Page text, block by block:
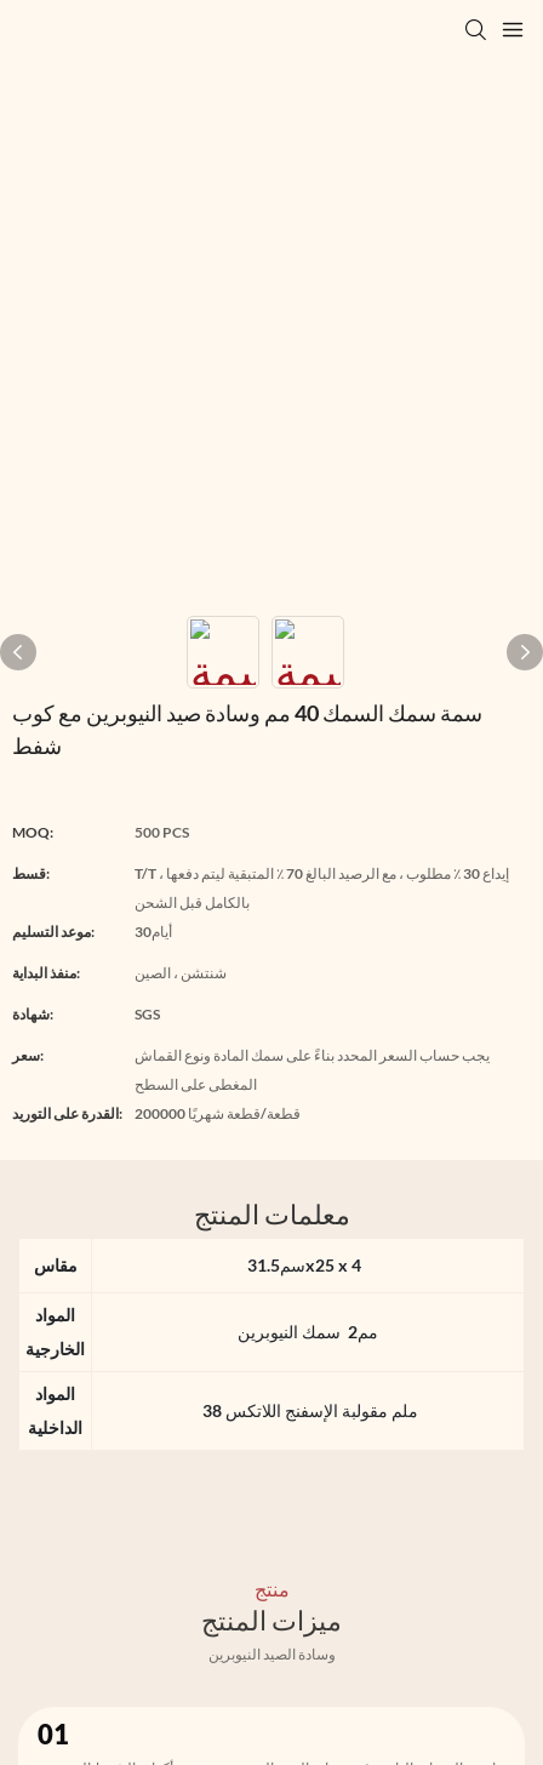
سمة سمك السمك 40 مم وسادة صيد النيوبرين مع كوب
شفط
MOQ: 500 PCS
قسط:
T/T ، إيداع 30 ٪ مطلوب ، مع الرصيد البالغ 70 ٪ المتبقية ليتم دفعها
بالكامل قبل الشحن
موعد التسليم:
أيام30
منفذ البداية: شنتشن ، الصين
شهادة: SGS
سعر:
يجب حساب السعر المحدد بناءً على سمك المادة ونوع القماش
المغطى على السطح
القدرة على التوريد:
200000 قطعة/قطعة شهريًا
معلمات المنتج
مقاس سم31.5x25 x 4
المواد
الخارجية
مم2 سمك النيوبرين
المواد
الداخلية
38 ملم مقولبة الإسفنج اللاتكس
منتج
ميزات المنتج
وسادة الصيد النيوبرين
01